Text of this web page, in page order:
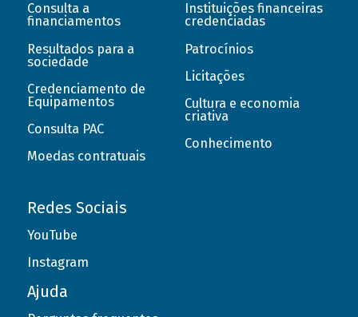
Consulta a
financiamentos
Resultados para a
sociedade
Credenciamento de
Equipamentos
Consulta PAC
Moedas contratuais
Instituições financeiras
credenciadas
Patrocínios
Licitações
Cultura e economia
criativa
Conhecimento
Redes Sociais
YouTube
Instagram
Ajuda